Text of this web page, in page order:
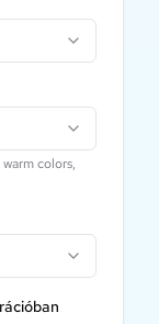
colors,